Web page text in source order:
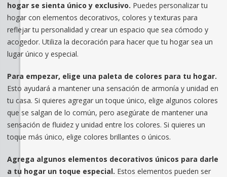
hogar se sienta único y exclusivo. Puedes personalizar tu
hogar con elementos decorativos, colores y texturas para
reflejar tu personalidad y crear un espacio que sea cómodo y
acogedor. Utiliza la decoración para hacer que tu hogar sea un
lugar único y especial.
Para empezar, elige una paleta de colores para tu hogar.
Esto ayudará a mantener una sensación de armonía y unidad en
tu casa. Si quieres agregar un toque único, elige algunos colores
que se salgan de lo común, pero asegúrate de mantener una
sensación de fluidez y unidad entre los colores. Si quieres un
toque más único, elige colores brillantes o únicos.
Agrega algunos elementos decorativos únicos para darle
a tu hogar un toque especial. Estos elementos pueden ser